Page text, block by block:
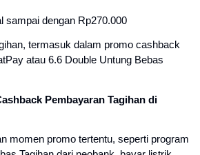
sampai dengan Rp270.000
termasuk dalam promo cashback
atau 6.6 Double Untung Bebas
Pembayaran Tagihan di
momen promo tertentu, seperti program